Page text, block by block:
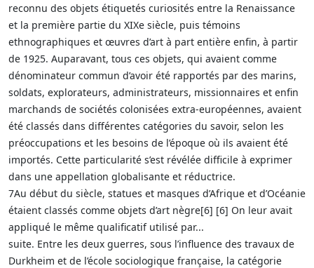
reconnu des objets étiquetés curiosités entre la Renaissance
et la première partie du XIXe siècle, puis témoins
ethnographiques et œuvres d’art à part entière enfin, à partir
de 1925. Auparavant, tous ces objets, qui avaient comme
dénominateur commun d’avoir été rapportés par des marins,
soldats, explorateurs, administrateurs, missionnaires et enfin
marchands de sociétés colonisées extra-européennes, avaient
été classés dans différentes catégories du savoir, selon les
préoccupations et les besoins de l’époque où ils avaient été
importés. Cette particularité s’est révélée difficile à exprimer
dans une appellation globalisante et réductrice.
7Au début du siècle, statues et masques d’Afrique et d’Océanie
étaient classés comme objets d’art nègre[6] [6] On leur avait
appliqué le même qualificatif utilisé par...
suite. Entre les deux guerres, sous l’influence des travaux de
Durkheim et de l’école sociologique française, la catégorie